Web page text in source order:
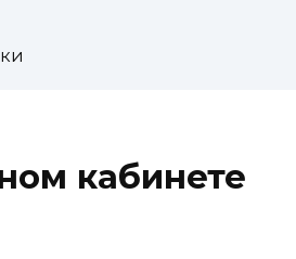
кабинете